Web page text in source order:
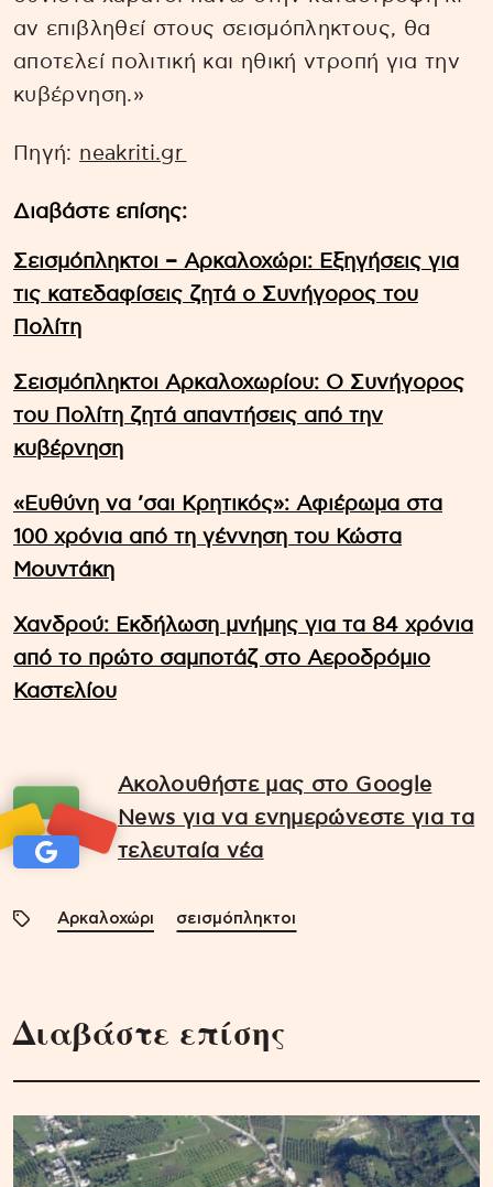
αν επιβληθεί στους σεισμόπληκτους, θα
αποτελεί πολιτική και ηθική ντροπή για την
κυβέρνηση.»
Πηγή: neakriti.gr
Διαβάστε επίσης:
Σεισμόπληκτοι – Αρκαλοχώρι: Εξηγήσεις για
τις κατεδαφίσεις ζητά ο Συνήγορος του
Πολίτη
Σεισμόπληκτοι Αρκαλοχωρίου: Ο Συνήγορος
του Πολίτη ζητά απαντήσεις από την
κυβέρνηση
«Ευθύνη να ’σαι Κρητικός»: Αφιέρωμα στα
100 χρόνια από τη γέννηση του Κώστα
Μουντάκη
Χανδρού: Εκδήλωση μνήμης για τα 84 χρόνια
από το πρώτο σαμποτάζ στο Αεροδρόμιο
Καστελίου
Ακολουθήστε μας στο Google
News για να ενημερώνεστε για τα
τελευταία νέα
Αρκαλοχώρι σεισμόπληκτοι
Διαβάστε επίσης